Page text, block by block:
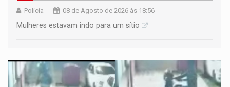
Polícia 08 de Agosto de 2026 às 18:56
Mulheres estavam indo para um sítio